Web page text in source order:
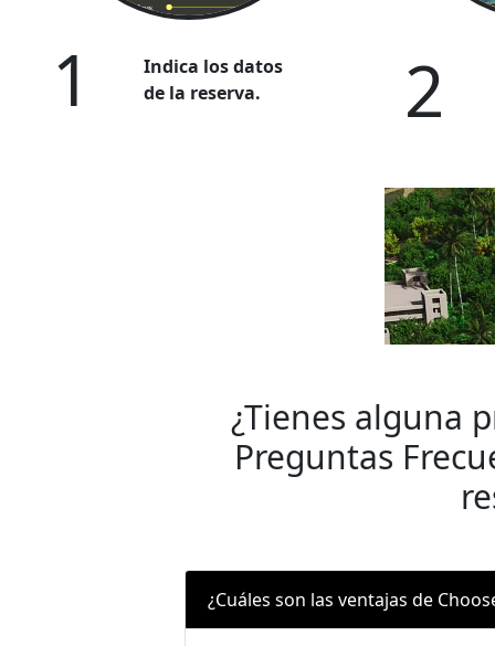
1
Indica los datos
de la reserva.
2
¿Tienes alguna
Preguntas
¿Cuáles son las ventajas de